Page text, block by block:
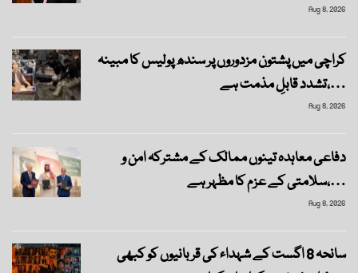
Aug 8, 2026
کراچی میں پشتون مزدوروں پر سندھ پولیس کا مبینہ
تشدد قابلِ مذمت ہے،…
Aug 8, 2026
دفاعی معاہدہ تینوں ممالک کے مشترکہ امن و
سلامتی کے عزم کا مظہر ہے،…
Aug 8, 2026
سانحہ 8 اگست کے شہداء کی قربانیوں کو کبھی